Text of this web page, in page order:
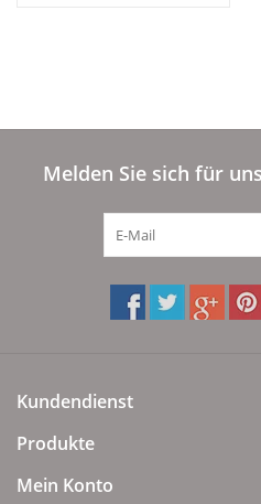
Melden Sie sich für
Kundendienst
Produkte
Mein Konto